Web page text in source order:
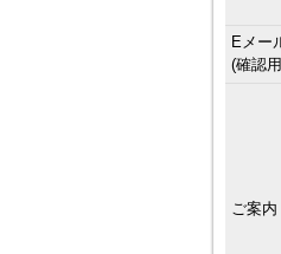
Eメー
(確認
ご案内